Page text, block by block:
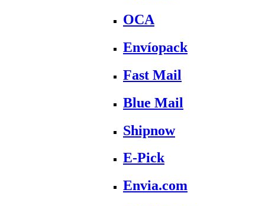
OCA
Envíopack
Fast Mail
Blue Mail
Shipnow
E-Pick
Envia.com